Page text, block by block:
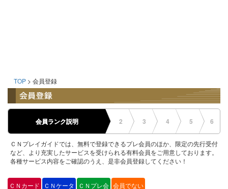
TOP > 会員登録
会員ランク説明 2 3 4 5 6
ＣＮプレイガイドでは、無料で登録できるプレ会員のほか、限定の先行受付
など、より充実したサービスを受けられる有料会員をご用意しております。
各種サービス内容をご確認のうえ、是非会員登録してください！
ＣＮカード
ＣＮケータ
ＣＮプレ会 会員でない